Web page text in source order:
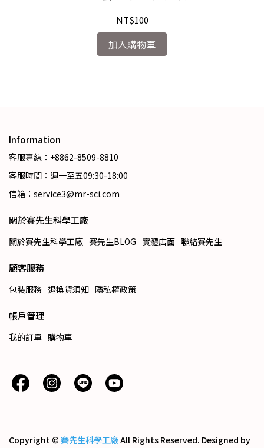
NT$100
加入購物車
Information
客服專線：+8862-8509-8810
客服時間：週一至五09:30-18:00
信箱：service3@mr-sci.com
關於賽先生科學工廠
關於賽先生科學工廠 賽先生BLOG 實體店面 聯絡賽先生
顧客服務
包裝服務 退換貨須知 隱私權政策
帳戶管理
我的訂單 購物車
Copyright © 賽先生科學工廠All Rights Reserved. Designed by